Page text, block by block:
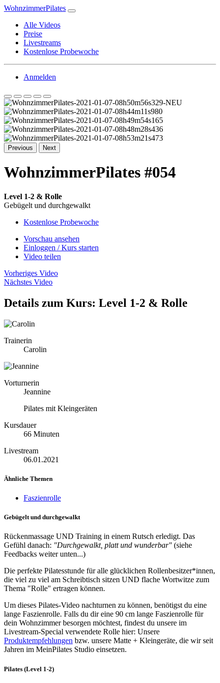
WohnzimmerPilates
Alle Videos
Preise
Livestreams
Kostenlose Probewoche
Anmelden
Previous Next
WohnzimmerPilates #054
Level 1-2 & Rolle
Gebügelt und durchgewalkt
Kostenlose Probewoche
Vorschau ansehen
Einloggen / Kurs starten
Video teilen
Vorheriges Video
Nächstes Video
Details zum Kurs: Level 1-2 & Rolle
Trainerin
Carolin
Vorturnerin
Jeannine
Pilates mit Kleingeräten
Kursdauer
66 Minuten
Livestream
06.01.2021
Ähnliche Themen
Faszienrolle
Gebügelt und durchgewalkt
Rückenmassage UND Training in einem Rutsch erledigt. Das
Gefühl danach: "Durchgewalkt, platt und wunderbar" (siehe
Feedbacks weiter unten...)
Die perfekte Pilatesstunde für alle glücklichen Rollenbesitzer*innen,
die viel zu viel am Schreibtisch sitzen UND flache Wortwitze zum
Thema "Rolle" ertragen können.
Um dieses Pilates-Video nachturnen zu können, benötigst du eine
lange Faszienrolle. Falls du dir eine 90 cm lange Faszienrolle für
dein Wohnzimmer besorgen möchtest, findest du unsere im
Livestream-Special verwendete Rolle hier: Unsere
Produktempfehlungen bzw. unsere Matte + Kleingeräte, die wir seit
Jahren im MeinPilates Studio einsetzen.
Pilates (Level 1-2)